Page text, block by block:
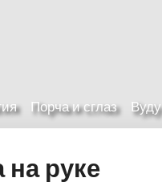
Порча и сглаз Вуду
руке